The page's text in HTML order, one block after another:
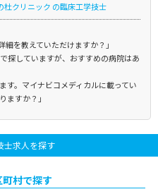
杜クリニック の臨床工学技士
細を教えていただけますか？」
探していますが、おすすめの病院はあ
す。マイナビコメディカルに載ってい
すか？」
士求人を探す
村で探す